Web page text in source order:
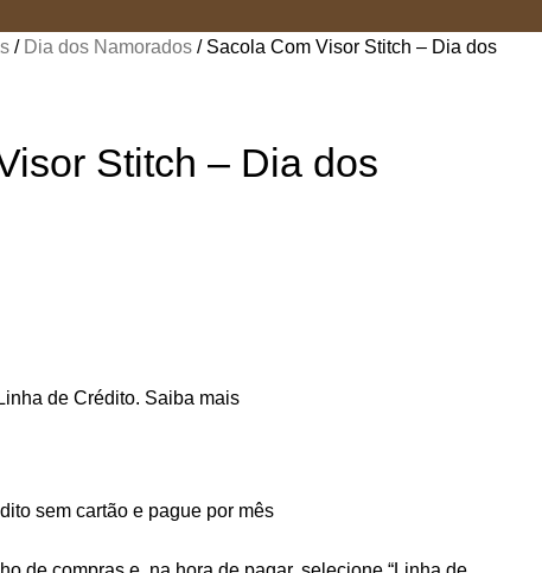
Dia dos Namorados
Sacola Com Visor Stitch – Dia dos
Stitch – Dia dos
de Crédito. Saiba mais
sem cartão e pague por mês